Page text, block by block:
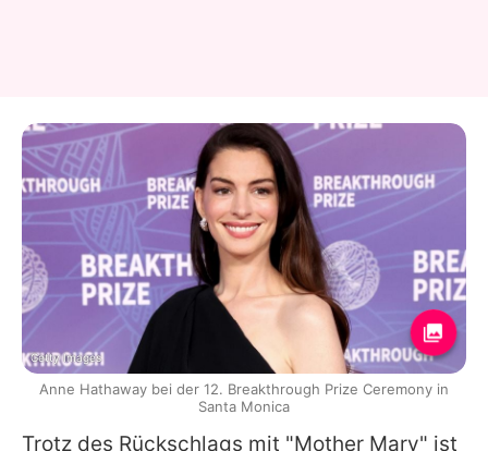
Trotz des Rückschlags mit "Mother Mary" ist
Getty Images
Anne Hathaway bei der 12. Breakthrough Prize Ceremony in
Santa Monica